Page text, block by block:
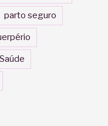
parto seguro
Saúde